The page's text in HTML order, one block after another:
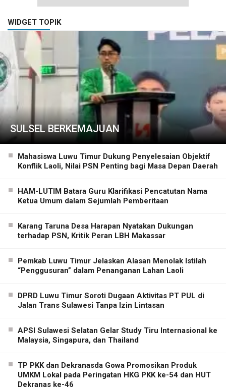
WIDGET TOPIK
SULSEL BERKEMAJUAN
Mahasiswa Luwu Timur Dukung Penyelesaian Objektif
Konflik Laoli, Nilai PSN Penting bagi Masa Depan Daerah
HAM-LUTIM Batara Guru Klarifikasi Pencatutan Nama
Ketua Umum dalam Sejumlah Pemberitaan
Karang Taruna Desa Harapan Nyatakan Dukungan
terhadap PSN, Kritik Peran LBH Makassar
Pemkab Luwu Timur Jelaskan Alasan Menolak Istilah
“Penggusuran” dalam Penanganan Lahan Laoli
DPRD Luwu Timur Soroti Dugaan Aktivitas PT PUL di
Jalan Trans Sulawesi Tanpa Izin Lintasan
APSI Sulawesi Selatan Gelar Study Tiru Internasional ke
Malaysia, Singapura, dan Thailand
TP PKK dan Dekranasda Gowa Promosikan Produk
UMKM Lokal pada Peringatan HKG PKK ke-54 dan HUT
Dekranas ke-46